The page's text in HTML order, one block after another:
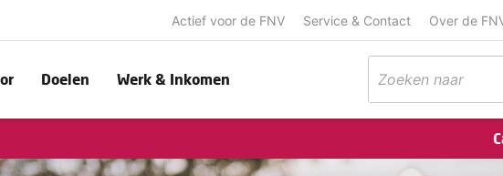
Actief voor de FNV Service & Contact Over de
Doelen Werk & Inkomen